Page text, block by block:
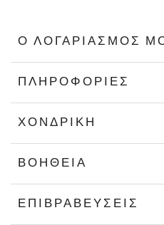
Ο ΛΟΓΑΡΙΑΣΜΌΣ
ΠΛΗΡΟΦΟΡΊΕΣ
ΧΟΝΔΡΙΚΉ
ΒΟΉΘΕΙΑ
ΕΠΙΒΡΑΒΕΎΣΕΙΣ